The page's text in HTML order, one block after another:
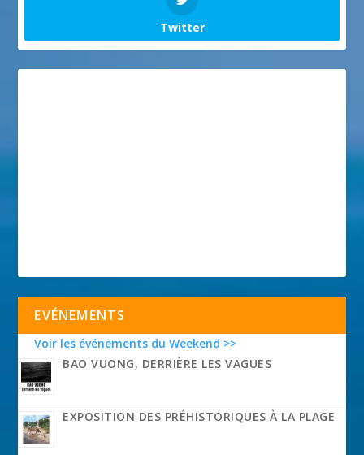
Twitter
EVÉNEMENTS
Voir les événements du Weekend >>
BAO VUONG, DERRIÈRE LES VAGUES
EXPOSITION DES PRÉHISTORIQUES À LA PLAGE